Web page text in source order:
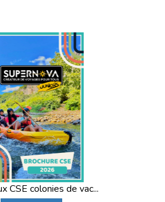
CSE colonies de vac...